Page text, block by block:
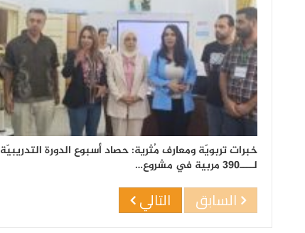
خبرات تربويّة ومعارف مُثرية: حصاد أسبوع الدورة التدريبيّة
لــــ390 مربية في مشروع…
السابق التالي